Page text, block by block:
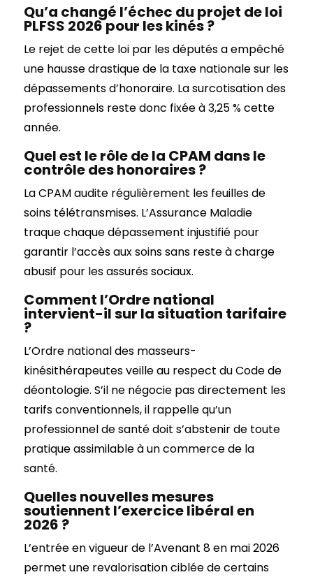
Qu’a changé l’échec du projet de loi
PLFSS 2026 pour les kinés ?
Le rejet de cette loi par les députés a empêché
une hausse drastique de la taxe nationale sur les
dépassements d’honoraire. La surcotisation des
professionnels reste donc fixée à 3,25 % cette
année.
Quel est le rôle de la CPAM dans le
contrôle des honoraires ?
La CPAM audite régulièrement les feuilles de
soins télétransmises. L’Assurance Maladie
traque chaque dépassement injustifié pour
garantir l’accès aux soins sans reste à charge
abusif pour les assurés sociaux.
Comment l’Ordre national
intervient-il sur la situation tarifaire
?
L’Ordre national des masseurs-
kinésithérapeutes veille au respect du Code de
déontologie. S’il ne négocie pas directement les
tarifs conventionnels, il rappelle qu’un
professionnel de santé doit s’abstenir de toute
pratique assimilable à un commerce de la
santé.
Quelles nouvelles mesures
soutiennent l’exercice libéral en
2026 ?
L’entrée en vigueur de l’Avenant 8 en mai 2026
permet une revalorisation ciblée de certains